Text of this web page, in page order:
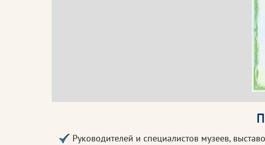
Руководителей и специалистов музеев,